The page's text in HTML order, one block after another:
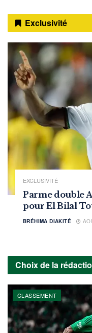
Exclusivité
EXCLUSIVITÉ
Parme double
pour El Bilal
BRÉHIMA DIAKITÉ
Choix de la
CLASSEMENT